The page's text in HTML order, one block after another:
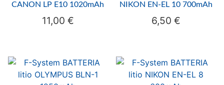
CANON LP E10 1020mAh
11,00 €
NIKON EN-EL 10 700mAh
6,50€